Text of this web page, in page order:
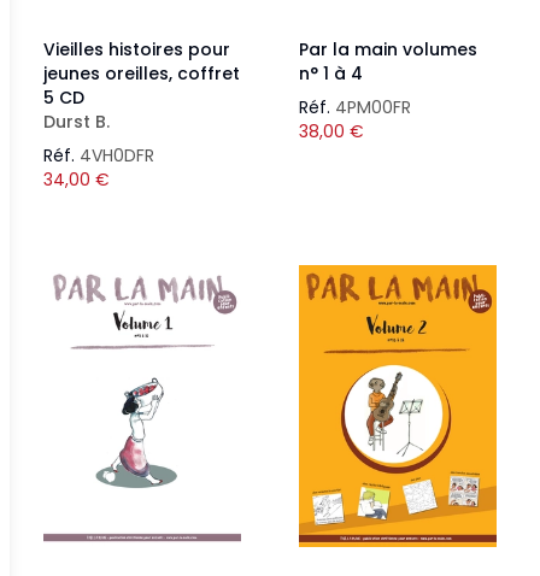
Vieilles histoires pour
jeunes oreilles, coffret
5 CD
Durst B.
Réf. 4VH0DFR
34,00 €
Par la main volumes
n° 1 à 4
Réf. 4PM00FR
38,00 €